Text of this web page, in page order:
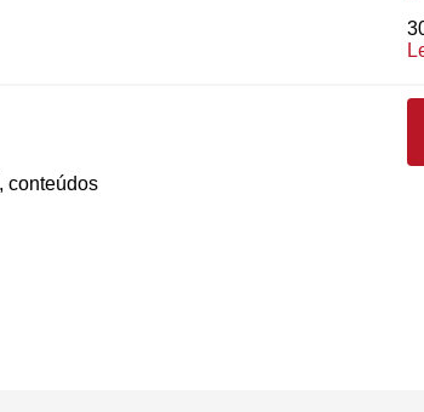
conteúdos